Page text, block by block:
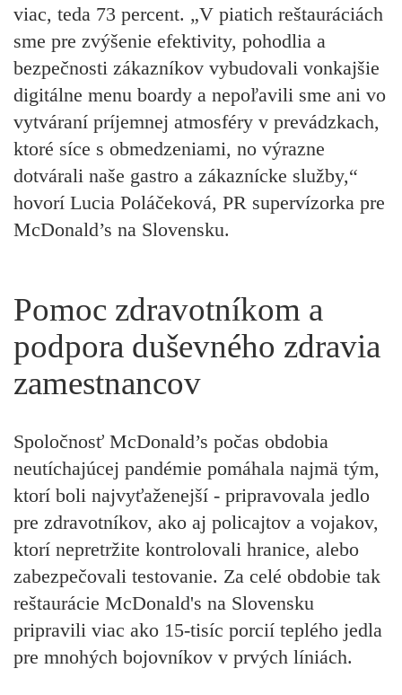
viac, teda 73 percent. „V piatich reštauráciách
sme pre zvýšenie efektivity, pohodlia a
bezpečnosti zákazníkov vybudovali vonkajšie
digitálne menu boardy a nepoľavili sme ani vo
vytváraní príjemnej atmosféry v prevádzkach,
ktoré síce s obmedzeniami, no výrazne
dotvárali naše gastro a zákaznícke služby,“
hovorí Lucia Poláčeková, PR supervízorka pre
McDonald’s na Slovensku.
Pomoc zdravotníkom a
podpora duševného zdravia
zamestnancov
Spoločnosť McDonald’s počas obdobia
neutíchajúcej pandémie pomáhala najmä tým,
ktorí boli najvyťaženejší - pripravovala jedlo
pre zdravotníkov, ako aj policajtov a vojakov,
ktorí nepretržite kontrolovali hranice, alebo
zabezpečovali testovanie. Za celé obdobie tak
reštaurácie McDonald's na Slovensku
pripravili viac ako 15-tisíc porcií teplého jedla
pre mnohých bojovníkov v prvých líniách.